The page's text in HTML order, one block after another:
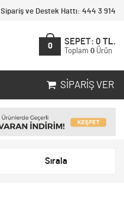
Sipariş ve Destek Hattı: 444 3 914
0
SEPET: 0 TL.
Toplam 0 Ürün
SIPARIŞ VER
Sırala